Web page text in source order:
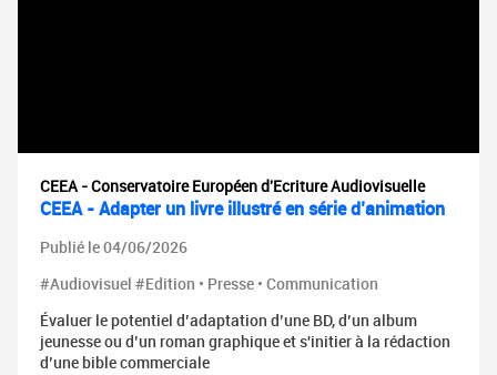
CEEA - Conservatoire Européen d'Ecriture Audiovisuelle
CEEA - Adapter un livre illustré en série d’animation
Publié le 04/06/2026
#Audiovisuel #Edition • Presse • Communication
Évaluer le potentiel d’adaptation d’une BD, d’un album
jeunesse ou d’un roman graphique et s'initier à la rédaction
d’une bible commerciale